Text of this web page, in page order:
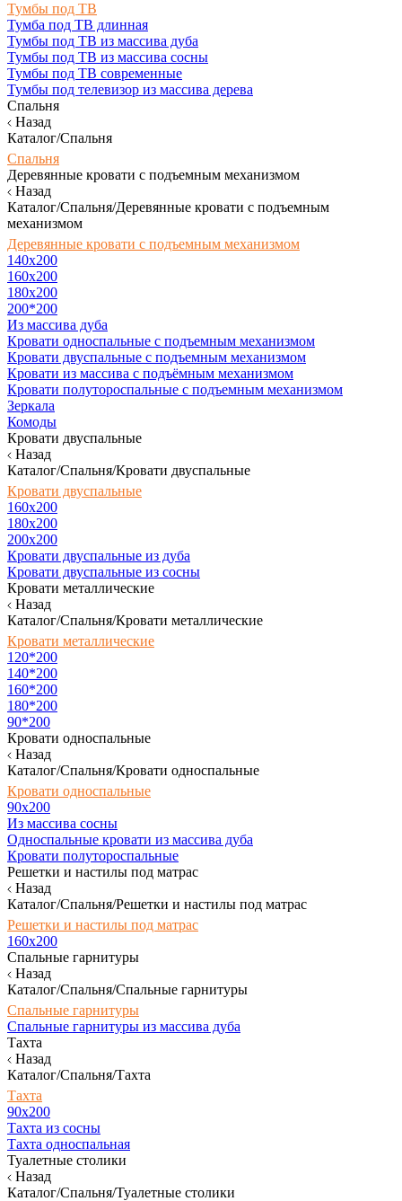
Тумбы под ТВ
Тумба под ТВ длинная
Тумбы под ТВ из массива дуба
Тумбы под ТВ из массива сосны
Тумбы под ТВ современные
Тумбы под телевизор из массива дерева
Спальня
Назад
Каталог/Спальня
Спальня
Деревянные кровати с подъемным механизмом
Назад
Каталог/Спальня/Деревянные кровати с подъемным
механизмом
Деревянные кровати с подъемным механизмом
140x200
160х200
180х200
200*200
Из массива дуба
Кровати односпальные с подъемным механизмом
Кровати двуспальные с подъемным механизмом
Кровати из массива с подъёмным механизмом
Кровати полутороспальные с подъемным механизмом
Зеркала
Комоды
Кровати двуспальные
Назад
Каталог/Спальня/Кровати двуспальные
Кровати двуспальные
160х200
180x200
200x200
Кровати двуспальные из дуба
Кровати двуспальные из сосны
Кровати металлические
Назад
Каталог/Спальня/Кровати металлические
Кровати металлические
120*200
140*200
160*200
180*200
90*200
Кровати односпальные
Назад
Каталог/Спальня/Кровати односпальные
Кровати односпальные
90х200
Из массива сосны
Односпальные кровати из массива дуба
Кровати полутороспальные
Решетки и настилы под матрас
Назад
Каталог/Спальня/Решетки и настилы под матрас
Решетки и настилы под матрас
160х200
Спальные гарнитуры
Назад
Каталог/Спальня/Спальные гарнитуры
Спальные гарнитуры
Спальные гарнитуры из массива дуба
Тахта
Назад
Каталог/Спальня/Тахта
Тахта
90х200
Тахта из сосны
Тахта односпальная
Туалетные столики
Назад
Каталог/Спальня/Туалетные столики